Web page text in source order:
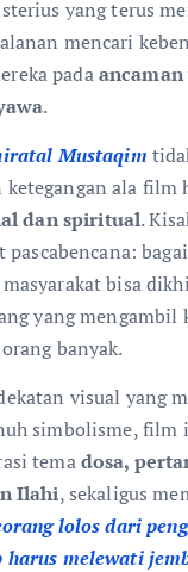
yang terus
mencari
pada
.
Mustaqim
ketegangan ala film
dan spiritual.
masyarakat bisa
yang mengambil
banyak.
visual yang
simbolisme, film
temadosa,
Ilahi, sekaligus
lolos dari
harus melewati